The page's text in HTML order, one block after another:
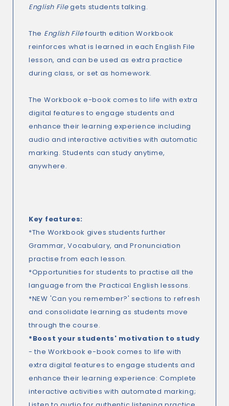
English Filegets students talking.
The English Filefourth edition Workbook
reinforces what is learned in each English File
lesson, and can be used as extra practice
during class, or set as homework.
The Workbook e-book comes to life with extra
digital features to engage students and
enhance their learning experience including
audio and interactive activities with automatic
marking. Students can study anytime,
anywhere.
Key features:
*The Workbook gives students further
Grammar, Vocabulary, and Pronunciation
practise from each lesson.
*Opportunities for students to practise all the
language from the Practical English lessons.
*NEW 'Can you remember?' sections to refresh
and consolidate learning as students move
through the course.
*Boost your students' motivation to study
- the Workbook e-book comes to life with
extra digital features to engage students and
enhance their learning experience: Complete
interactive activities with automated marking;